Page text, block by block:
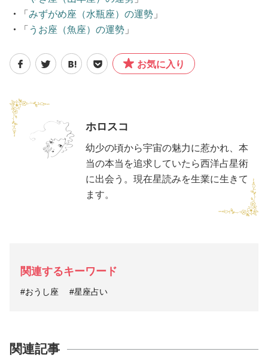
・
「 みずがめ座（水瓶座）の運勢 」
・
「 うお座（魚座）の運勢 」
お気に入り
ホロスコ
幼少の頃から宇宙の魅力に惹かれ、本
当の本当を追求していたら西洋占星術
に出会う。現在星読みを生業に生きて
ます。
関連するキーワード
#おうし座 #星座占い
関連記事